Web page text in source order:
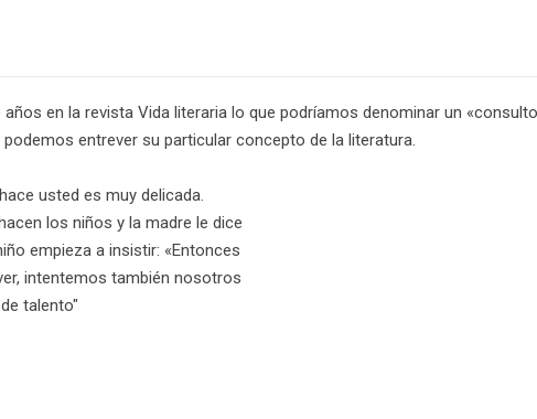
en la revista Vida literaria lo que podríamos denominar un
entrever su particular concepto de la literatura.
usted es muy delicada.
los niños y la madre le dice
empieza a insistir: «Entonces
intentemos también nosotros
talento"